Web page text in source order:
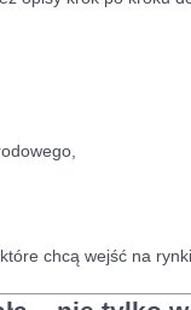
chcą wejść na